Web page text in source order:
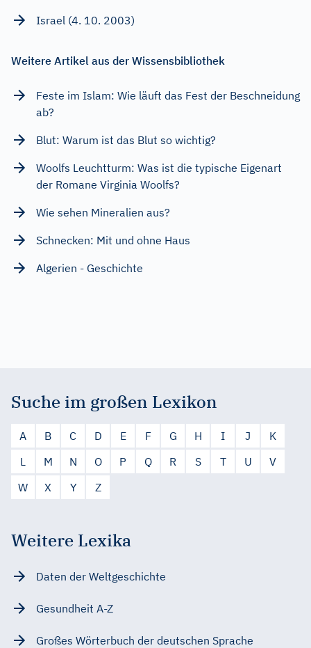
Israel (4. 10. 2003)
Weitere Artikel aus der Wissensbibliothek
Feste im Islam: Wie läuft das Fest der Beschneidung
ab?
Blut: Warum ist das Blut so wichtig?
Woolfs Leuchtturm: Was ist die typische Eigenart
der Romane Virginia Woolfs?
Wie sehen Mineralien aus?
Schnecken: Mit und ohne Haus
Algerien - Geschichte
Suche im großen Lexikon
A B C D E F G H I J
K
L
M N O P Q R S T U
V
W
X Y Z
Weitere Lexika
Daten der Weltgeschichte
Gesundheit A-Z
Großes Wörterbuch der deutschen Sprache